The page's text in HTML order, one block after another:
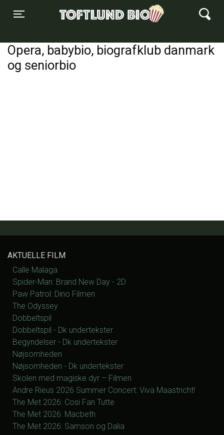
Toggle navigation
Toftlund Biograf
Opera, babybio, biografklub danmark
og seniorbio
AKTUELLE FILM
Calle Malaga
Spider-Man: Brand New Day - 2D
Paw Patrol: Dino Filmen
The Odyssey
Dobbeltspil
Dobbeltspil - Dk undertekster
Begyndelser - Dk undertekster
Nøjsomheden
Nøjsomheden - Dk undertekster
Skolen med magiske dyr – Filmen
Andre Rieus 2026 Summer Concert: Viva Maastricht!
The Met 2026: Cosi Fan Tutte
The Met 2026: Macbeth
The Met 2026: Samson og Dalia